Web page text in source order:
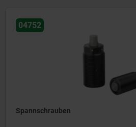
04752
Spannschrauben